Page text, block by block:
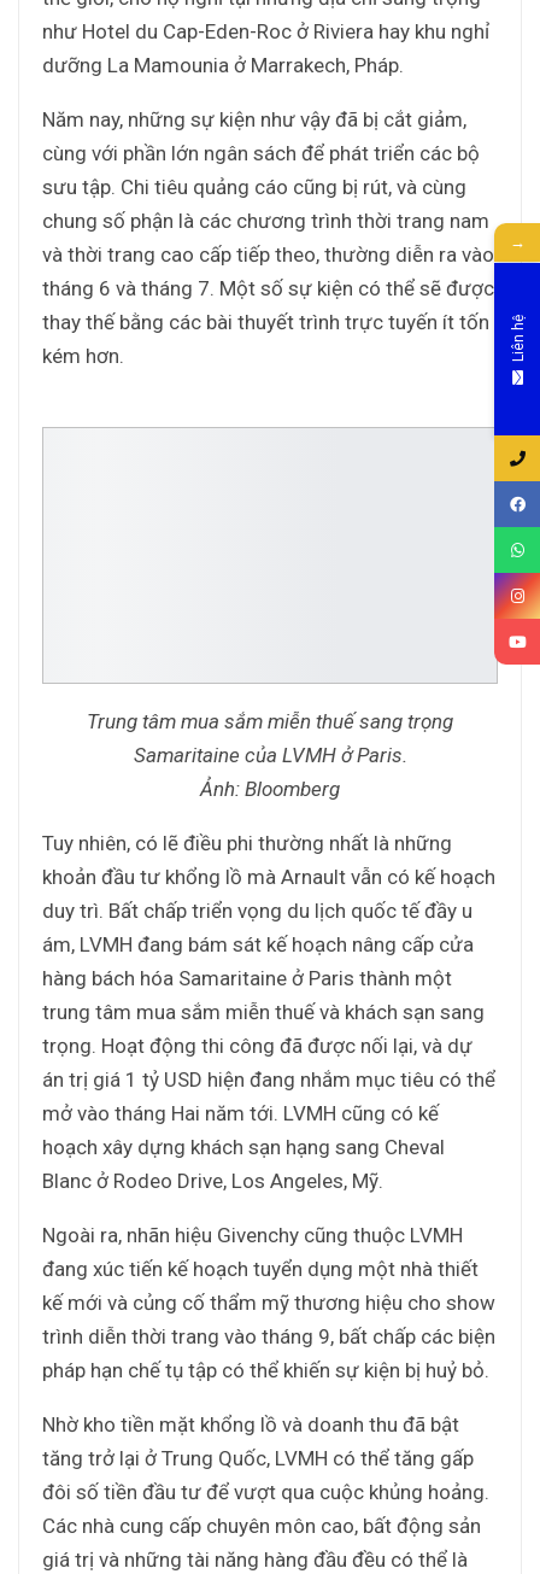
như Hotel du Cap-Eden-Roc ở Riviera hay khu nghỉ
dưỡng La Mamounia ở Marrakech, Pháp.
Năm nay, những sự kiện như vậy đã bị cắt giảm,
cùng với phần lớn ngân sách để phát triển các bộ
sưu tập. Chi tiêu quảng cáo cũng bị rút, và cùng
chung số phận là các chương trình thời trang nam
và thời trang cao cấp tiếp theo, thường diễn ra vào
tháng 6 và tháng 7. Một số sự kiện có thể sẽ được
thay thế bằng các bài thuyết trình trực tuyến ít tốn
kém hơn.
Trung tâm mua sắm miễn thuế sang trọng
Samaritaine của LVMH ở Paris.
Ảnh: Bloomberg
Tuy nhiên, có lẽ điều phi thường nhất là những
khoản đầu tư khổng lồ mà Arnault vẫn có kế hoạch
duy trì. Bất chấp triển vọng du lịch quốc tế đầy u
ám, LVMH đang bám sát kế hoạch nâng cấp cửa
hàng bách hóa Samaritaine ở Paris thành một
trung tâm mua sắm miễn thuế và khách sạn sang
trọng. Hoạt động thi công đã được nối lại, và dự
án trị giá 1 tỷ USD hiện đang nhắm mục tiêu có thể
mở vào tháng Hai năm tới. LVMH cũng có kế
hoạch xây dựng khách sạn hạng sang Cheval
Blanc ở Rodeo Drive, Los Angeles, Mỹ.
Ngoài ra, nhãn hiệu Givenchy cũng thuộc LVMH
đang xúc tiến kế hoạch tuyển dụng một nhà thiết
kế mới và củng cố thẩm mỹ thương hiệu cho show
trình diễn thời trang vào tháng 9, bất chấp các biện
pháp hạn chế tụ tập có thể khiến sự kiện bị huỷ bỏ.
Nhờ kho tiền mặt khổng lồ và doanh thu đã bật
tăng trở lại ở Trung Quốc, LVMH có thể tăng gấp
đôi số tiền đầu tư để vượt qua cuộc khủng hoảng.
Các nhà cung cấp chuyên môn cao, bất động sản
giá trị và những tài năng hàng đầu đều có thể là
→
Liên hệ